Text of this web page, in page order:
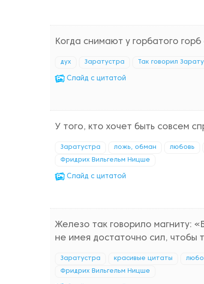
Когда снимают у горбатого
дух Заратустра Так говорил
Cлайд с цитатой
У того, кто хочет быть совсем
Заратустра ложь, обман любовь
Фридрих Вильгельм Ницше
Cлайд с цитатой
Железо так говорило магниту:
не имея достаточно сил, чтобы
Заратустра красивые цитаты
Фридрих Вильгельм Ницше